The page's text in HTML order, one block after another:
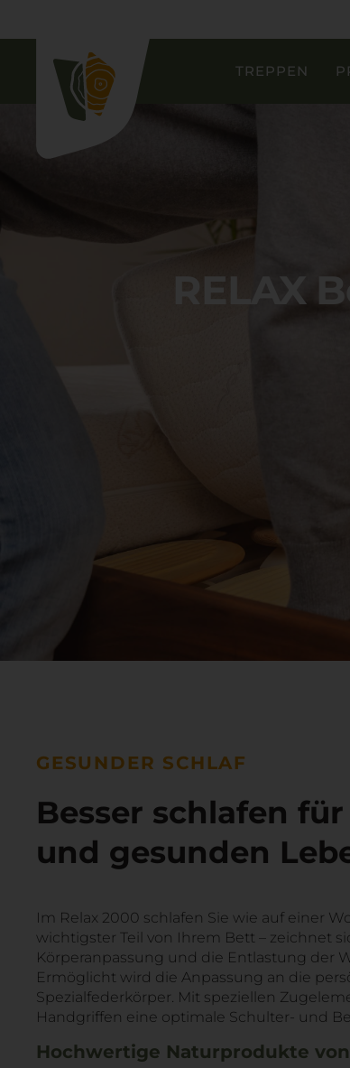
TREPPEN
RELAX
GESUNDER SCHLAF
Besser schlafen
und gesunden
Im Relax 2000 schlafen Sie wie auf einer
wichtigster Teil von Ihrem Bett – zeichnet
Körperanpassung und die Entlastung der
Ermöglicht wird die Anpassung an die
Spezialfederkörper. Mit speziellen
Handgriffen eine optimale Schulter- und
Hochwertige Naturprodukte von